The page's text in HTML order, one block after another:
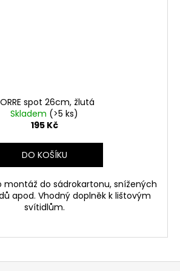
spot 26cm, žlutá
Skladem (>5 ks)
195 Kč
DO KOŠÍKU
montáž do sádrokartonu, snížených
apod. Vhodný doplněk k lištovým
svítidlům.